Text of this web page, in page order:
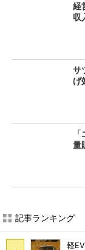
経
収
サ
げ
量
記事ランキング
軽